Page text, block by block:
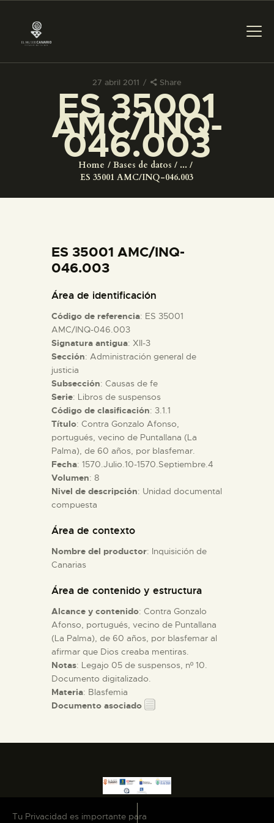
27 abril 2011 Share
ES 35001
AMC/INQ-
046.003
Home Bases de datos
...
ES 35001 AMC/INQ-046.003
PREPARAR LA VISITA
ACTIVIDADES
COLECCIONES
ESPAÑOL
PREPARAR LA VISITA
ACTIVIDADES
█
EL MUSEO
COLECCIONES
ES 35001 AMC/INQ-
046.003
Área de identificación
Código de referencia: ES 35001
AMC/INQ-046.003
Signatura antigua: XII-3
Sección: Administración general de
justicia
Subsección: Causas de fe
Serie: Libros de suspensos
Código de clasificación: 3.1.1
Título: Contra Gonzalo Afonso,
portugués, vecino de Puntallana (La
Palma), de 60 años, por blasfemar.
Fecha: 1570.Julio.10-1570.Septiembre.4
Volumen: 8
Nivel de descripción: Unidad documental
compuesta
Área de contexto
Nombre del productor: Inquisición de
Canarias
Área de contenido y estructura
Alcance y contenido: Contra Gonzalo
Afonso, portugués, vecino de Puntallana
(La Palma), de 60 años, por blasfemar al
afirmar que Dios creaba mentiras.
Notas: Legajo 05 de suspensos, nº 10.
Documento digitalizado.
Materia: Blasfemia
Documento asociado
Tu Privacidad es importante para